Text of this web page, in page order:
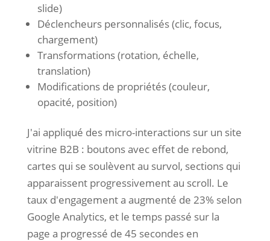
slide)
Déclencheurs personnalisés (clic, focus,
chargement)
Transformations (rotation, échelle,
translation)
Modifications de propriétés (couleur,
opacité, position)
J'ai appliqué des micro-interactions sur un site
vitrine B2B : boutons avec effet de rebond,
cartes qui se soulèvent au survol, sections qui
apparaissent progressivement au scroll. Le
taux d'engagement a augmenté de 23% selon
Google Analytics, et le temps passé sur la
page a progressé de 45 secondes en